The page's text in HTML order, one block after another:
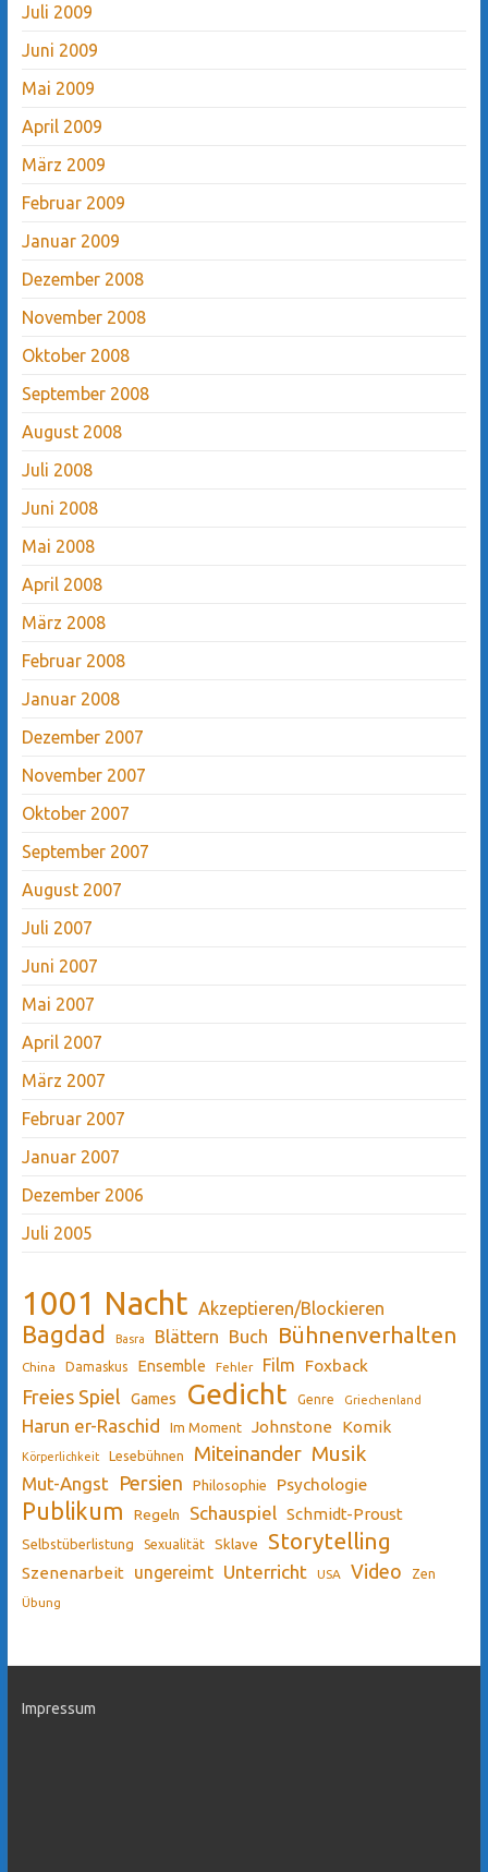
Juli 2009
Juni 2009
Mai 2009
April 2009
März 2009
Februar 2009
Januar 2009
Dezember 2008
November 2008
Oktober 2008
September 2008
August 2008
Juli 2008
Juni 2008
Mai 2008
April 2008
März 2008
Februar 2008
Januar 2008
Dezember 2007
November 2007
Oktober 2007
September 2007
August 2007
Juli 2007
Juni 2007
Mai 2007
April 2007
März 2007
Februar 2007
Januar 2007
Dezember 2006
Juli 2005
1001 Nacht Akzeptieren/Blockieren
Bagdad Basra Blättern Buch Bühnenverhalten
China Damaskus Ensemble Fehler Film Foxback
Freies Spiel Games Gedicht Genre Griechenland
Harun er-Raschid Im Moment Johnstone Komik
Körperlichkeit Lesebühnen Miteinander Musik
Mut-Angst Persien Philosophie Psychologie
Publikum Regeln Schauspiel Schmidt-Proust
Selbstüberlistung Sexualität Sklave Storytelling
Szenenarbeit ungereimt Unterricht USA Video Zen
Übung
Impressum